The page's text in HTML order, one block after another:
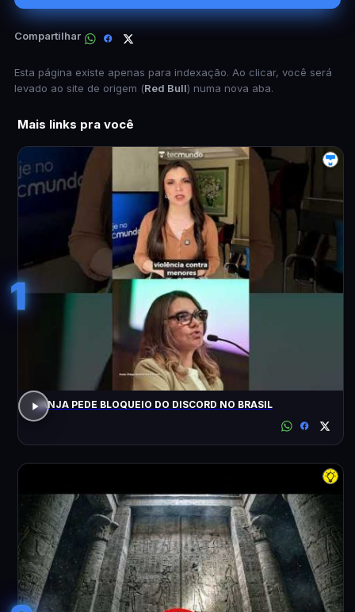
Compartilhar
Esta página existe apenas para indexação. Ao clicar, você será
levado ao site de origem (Red Bull) numa nova aba.
Mais links pra você
1
JANJA PEDE BLOQUEIO DO DISCORD NO BRASIL